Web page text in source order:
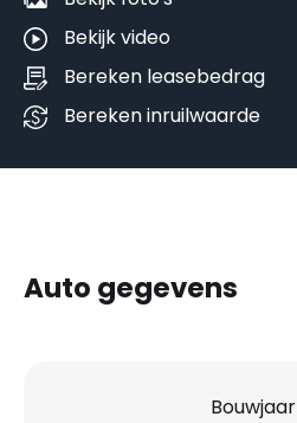
Bekijk video
Bereken leasebedrag
Bereken inruilwaarde
Auto gegevens
Bouwjaar